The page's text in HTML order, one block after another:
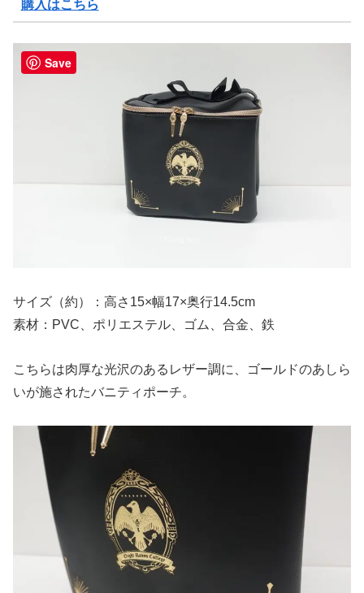
購入はこちら
サイズ（約）：高さ15×幅17×奥行14.5cm
素材：PVC、ポリエステル、ゴム、合金、鉄
こちらは肉厚な光沢のあるレザー調に、ゴールドのあしら
いが施されたバニティポーチ。
Save